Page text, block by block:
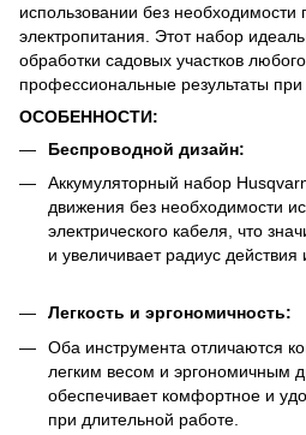
использовании без необходимости
электропитания. Этот набор
обработки садовых участков
профессиональные результаты
ОСОБЕННОСТИ:
Беспроводной дизайн:
Аккумуляторный набор
движения без необходимости
электрического кабеля, что
и увеличивает радиус действия
Легкость и эргономичность:
Оба инструмента отличаются
легким весом и эргономичным
обеспечивает комфортное и
при длительной работе.